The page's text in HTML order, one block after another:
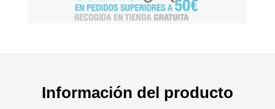
Información del producto